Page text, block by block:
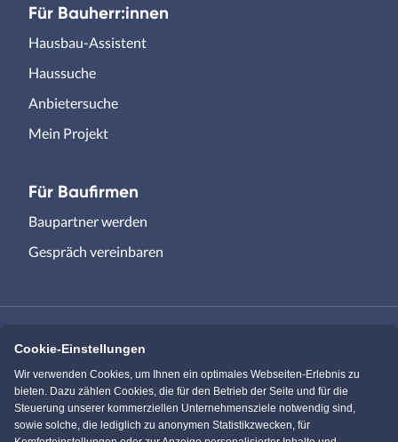
Für Bauherr:innen
Hausbau-Assistent
Haussuche
Anbietersuche
Mein Projekt
Für Baufirmen
Baupartner werden
Gespräch vereinbaren
Immowelt.de Bauen.de
Massivhaus.de Bungalow.de
Cookie-Einstellungen
Wir verwenden Cookies, um Ihnen ein optimales Webseiten-Erlebnis zu
bieten. Dazu zählen Cookies, die für den Betrieb der Seite und für die
Steuerung unserer kommerziellen Unternehmensziele notwendig sind,
sowie solche, die lediglich zu anonymen Statistikzwecken, für